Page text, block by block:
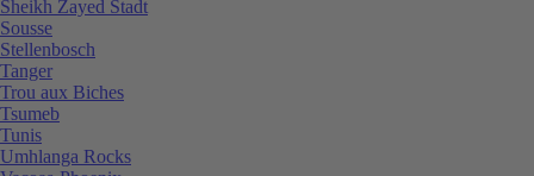
Sheikh Zayed Stadt
Sousse
Stellenbosch
Tanger
Trou aux Biches
Tsumeb
Tunis
Umhlanga Rocks